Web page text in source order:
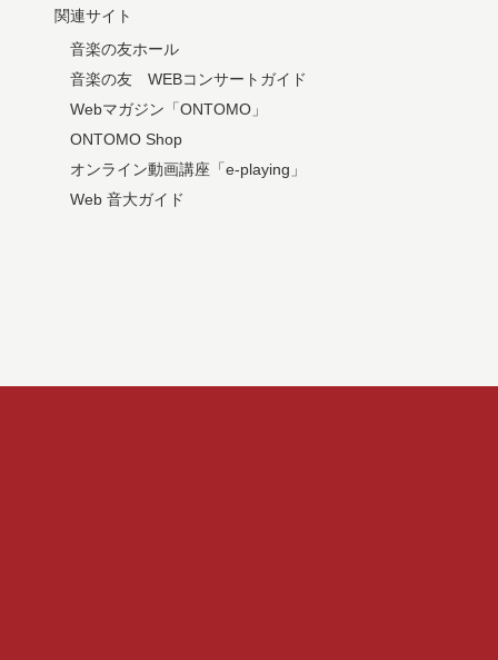
関連サイト
音楽の友ホール
音楽の友 WEBコンサートガイド
Webマガジン「ONTOMO」
ONTOMO Shop
オンライン動画講座「e-playing」
Web 音大ガイド